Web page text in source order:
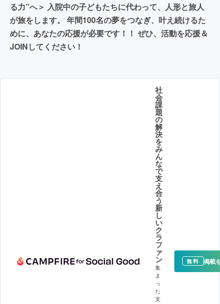
る力”へ＞ 入院中の子どもたちに代わって、人形と旅人
が旅をします。 年間100名の夢をつなぎ、叶え続けるた
めに、あなたの応援が必要です！！ ぜひ、活動を応援＆
JOINしてください！
社
会
課
題
の
解
決
を
み
ん
な
で
支
え
合
う
新
し
い
ク
ラ
フ
ァ
ン
集
ま
っ
た
支
無料 掲載